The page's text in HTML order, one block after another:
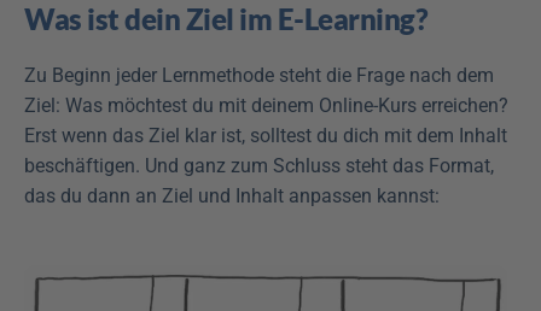
Was ist dein Ziel im E-Learning?
Zu Beginn jeder Lernmethode steht die Frage nach dem
Ziel: Was möchtest du mit deinem Online-Kurs erreichen?
Erst wenn das Ziel klar ist, solltest du dich mit dem Inhalt
beschäftigen. Und ganz zum Schluss steht das Format,
das du dann an Ziel und Inhalt anpassen kannst: